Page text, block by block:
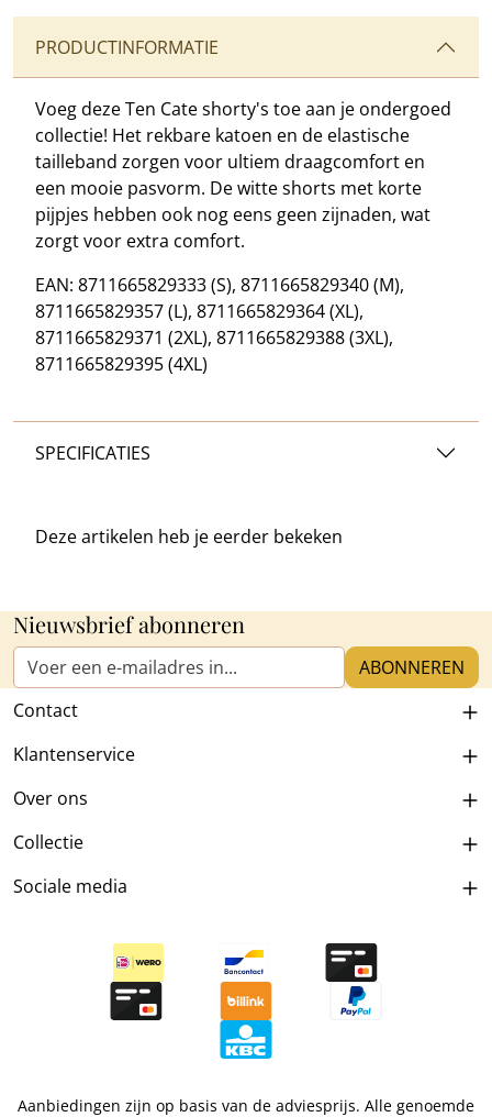
PRODUCTINFORMATIE
Voeg deze Ten Cate shorty's toe aan je ondergoed
collectie! Het rekbare katoen en de elastische
tailleband zorgen voor ultiem draagcomfort en
een mooie pasvorm. De witte shorts met korte
pijpjes hebben ook nog eens geen zijnaden, wat
zorgt voor extra comfort.
EAN: 8711665829333 (S), 8711665829340 (M),
8711665829357 (L), 8711665829364 (XL),
8711665829371 (2XL), 8711665829388 (3XL),
8711665829395 (4XL)
SPECIFICATIES
Deze artikelen heb je eerder bekeken
Nieuwsbrief abonneren
E-mailadres*
ABONNEREN
Contact
Klantenservice
Over ons
Collectie
Sociale media
Aanbiedingen zijn op basis van de adviesprijs. Alle genoemde